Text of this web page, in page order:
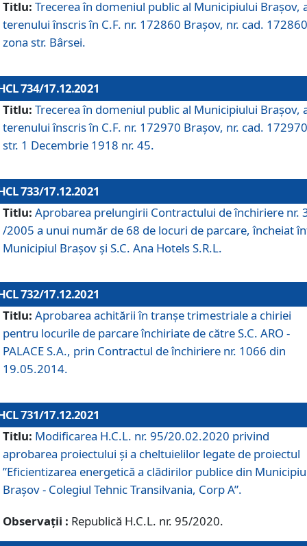
Titlu: Trecerea în domeniul public al Municipiului Braşov,
terenului înscris în C.F. nr. 172860 Brașov, nr. cad.
zona str. Bârsei.
734/17.12.2021
Titlu: Trecerea în domeniul public al Municipiului Braşov,
terenului înscris în C.F. nr. 172970 Brașov, nr. cad.
str. 1 Decembrie 1918 nr. 45.
733/17.12.2021
Titlu: Aprobarea prelungirii Contractului de închiriere nr.
/2005 a unui număr de 68 de locuri de parcare, încheiat
Municipiul Braşov şi S.C. Ana Hotels S.R.L.
732/17.12.2021
Titlu: Aprobarea achitării în tranșe trimestriale a chiriei
pentru locurile de parcare închiriate de către S.C. ARO -
PALACE S.A., prin Contractul de închiriere nr. 1066 din
19.05.2014.
731/17.12.2021
Titlu: Modificarea H.C.L. nr. 95/20.02.2020 privind
aprobarea proiectului și a cheltuielilor legate de proiectul
”Eficientizarea energetică a clădirilor publice din
Brașov - Colegiul Tehnic Transilvania, Corp A”.
Observații : Republică H.C.L. nr. 95/2020.